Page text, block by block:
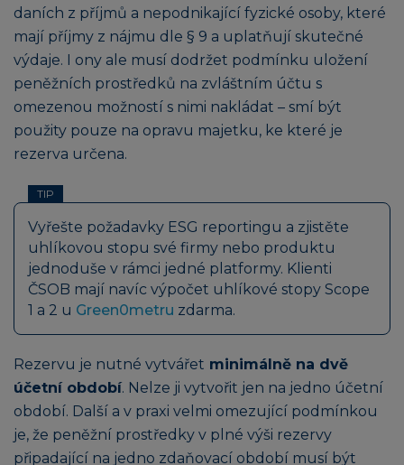
daních z příjmů a nepodnikající fyzické osoby, které
mají příjmy z nájmu dle § 9 a uplatňují skutečné
výdaje. I ony ale musí dodržet podmínku uložení
peněžních prostředků na zvláštním účtu s
omezenou možností s nimi nakládat – smí být
použity pouze na opravu majetku, ke které je
rezerva určena.
TIP
Vyřešte požadavky ESG reportingu a zjistěte
uhlíkovou stopu své firmy nebo produktu
jednoduše v rámci jedné platformy. Klienti
ČSOB mají navíc výpočet uhlíkové stopy Scope
1 a 2 u Green0metru zdarma.
Rezervu je nutné vytvářet minimálně na dvě
účetní období. Nelze ji vytvořit jen na jedno účetní
období. Další a v praxi velmi omezující podmínkou
je, že peněžní prostředky v plné výši rezervy
připadající na jedno zdaňovací období musí být